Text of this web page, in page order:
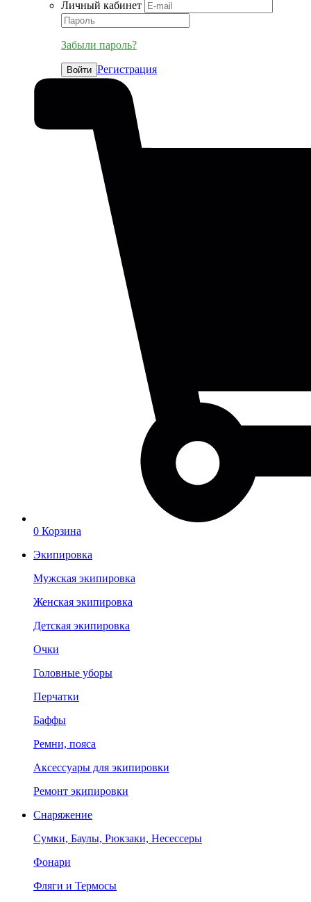
Личный кабинет
Забыли пароль?
Войти Регистрация
0 Корзина
Экипировка
Мужская экипировка
Женская экипировка
Детская экипировка
Очки
Головные уборы
Перчатки
Баффы
Ремни, пояса
Аксессуары для экипировки
Ремонт экипировки
Снаряжение
Сумки, Баулы, Рюкзаки, Несессеры
Фонари
Фляги и Термосы